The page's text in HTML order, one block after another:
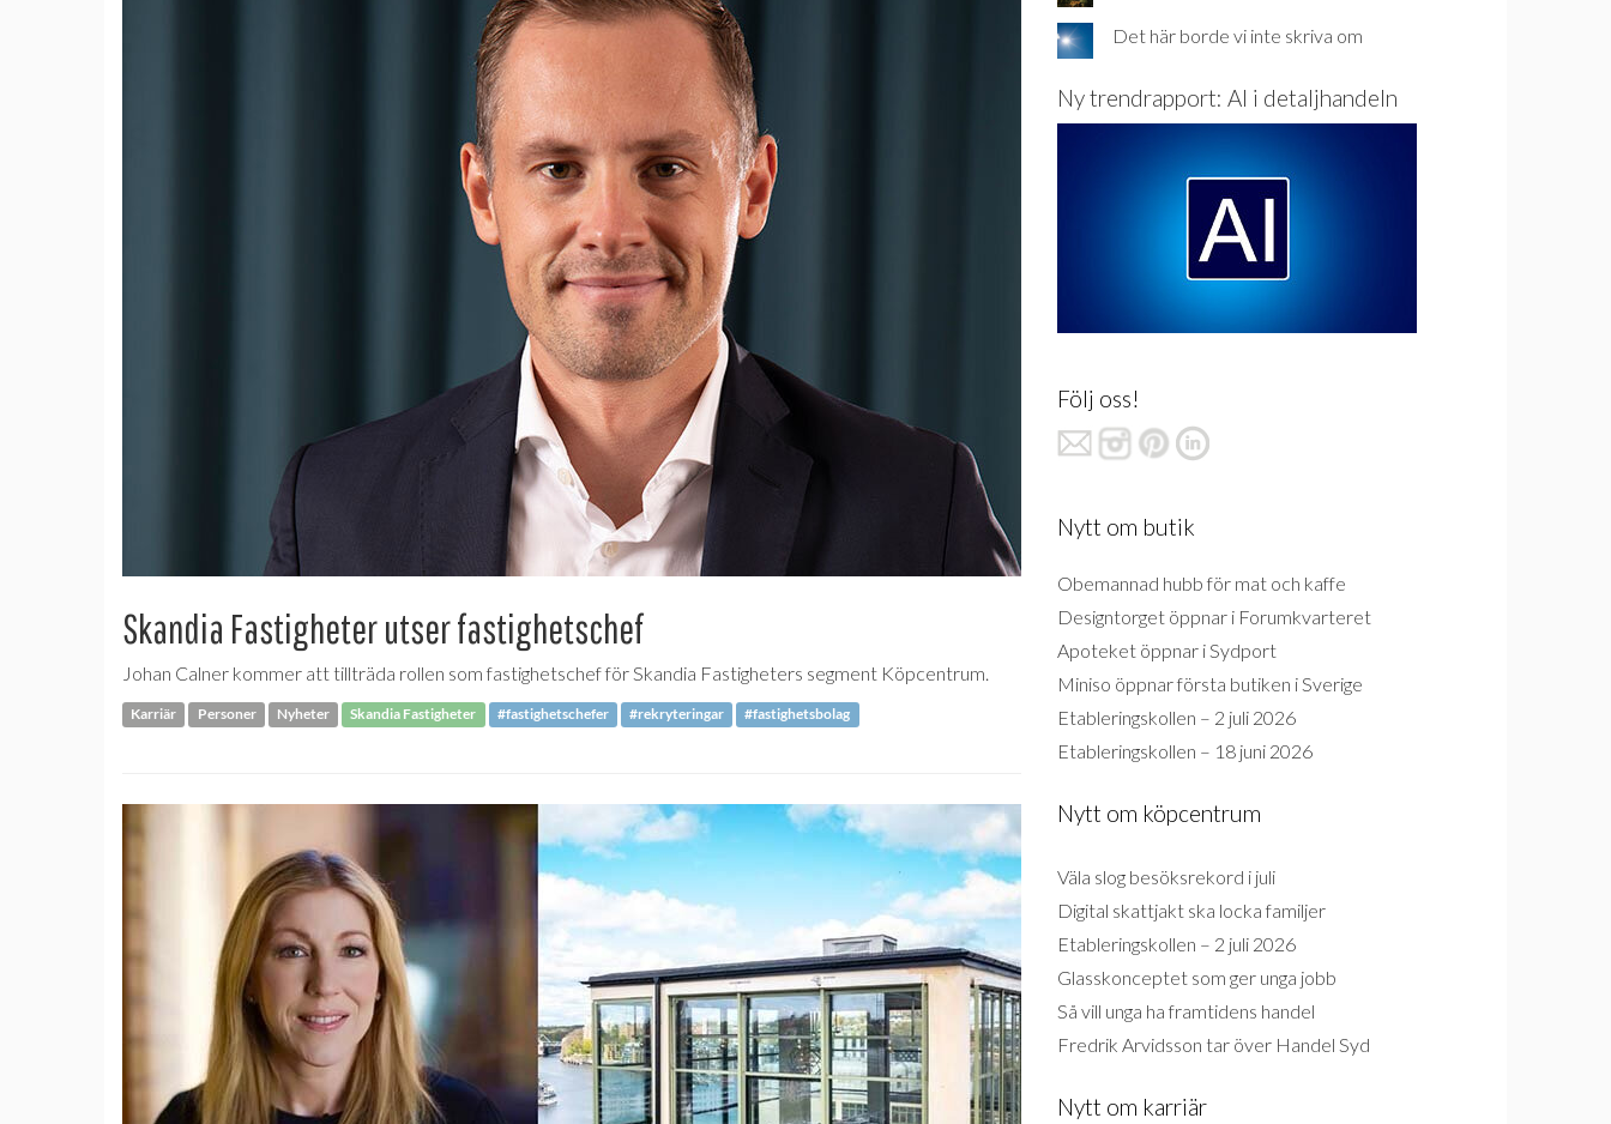
Skandia Fastigheter utser fastighetschef
Johan Calner kommer att tillträda rollen som fastighetschef för Skandia Fastigheters segment Köpcentrum.
Karriär Personer Nyheter Skandia Fastigheter #fastighetschefer #rekryteringar #fastighetsbolag
Det här borde vi inte skriva om
Ny trendrapport: AI i detaljhandeln
Följ oss!
Nytt om butik
Obemannad hubb för mat och kaffe
Designtorget öppnar i Forumkvarteret
Apoteket öppnar i Sydport
Miniso öppnar första butiken i Sverige
Etableringskollen – 2 juli 2026
Etableringskollen – 18 juni 2026
Nytt om köpcentrum
Väla slog besöksrekord i juli
Digital skattjakt ska locka familjer
Etableringskollen – 2 juli 2026
Glasskonceptet som ger unga jobb
Så vill unga ha framtidens handel
Fredrik Arvidsson tar över Handel Syd
Nytt om karriär